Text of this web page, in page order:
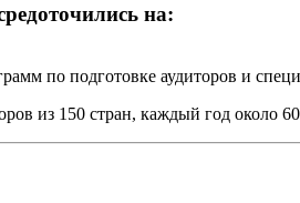
на:
по подготовке аудиторов и
из 150 стран, каждый год